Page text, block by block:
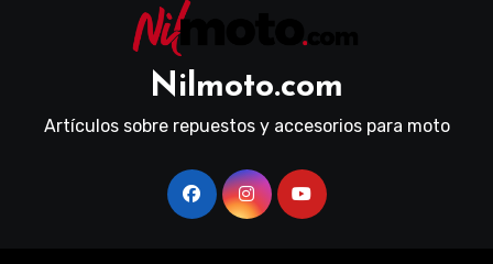
Nilmoto.com
Artículos sobre repuestos y accesorios para moto